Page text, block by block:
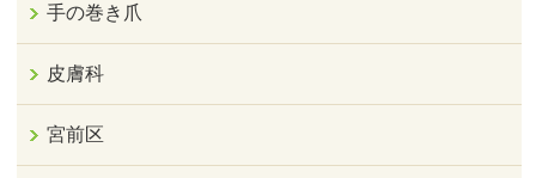
手の巻き爪
皮膚科
宮前区